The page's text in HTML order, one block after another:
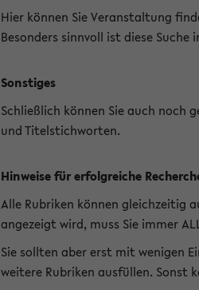
Hier können Sie Veranstaltung
Besonders sinnvoll ist diese
Sonstiges
Schließlich können Sie auch noch
und Titelstichworten.
Hinweise für erfolgreiche
Alle Rubriken können gleichzeitig
angezeigt wird, muss Sie immer
Sie sollten aber erst mit wenigen
weitere Rubriken ausfüllen. Sonst